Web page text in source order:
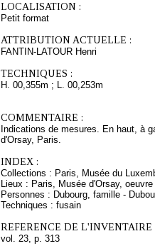
LOCALISATION :
Petit format
ATTRIBUTION ACTUELLE :
FANTIN-LATOUR Henri
TECHNIQUES :
H. 00,355m ; L. 00,253m
COMMENTAIRE :
Indications de mesures. En haut, à
d'Orsay, Paris.
INDEX :
Collections : Paris, Musée du
Lieux : Paris, Musée d'Orsay,
Personnes : Dubourg, famille -
Techniques : fusain
REFERENCE DE
vol. 23, p. 313